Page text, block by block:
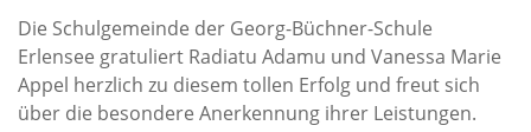
Die Schulgemeinde der Georg-Büchner-Schule
Erlensee gratuliert Radiatu Adamu und Vanessa Marie
Appel herzlich zu diesem tollen Erfolg und freut sich
über die besondere Anerkennung ihrer Leistungen.